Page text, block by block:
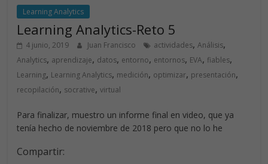
Learning Analytics
Learning Analytics-Reto 5
4 junio, 2019 Juan Francisco actividades,Análisis,
Analytics, aprendizaje, datos, entorno, entornos, EVA, fiables,
Learning, Learning Analytics, medición, optimizar, presentación,
recopilación, socrative,virtual
Para finalizar, muestro un informe final en video, que ya
tenía hecho de noviembre de 2018 pero que no lo he
Compartir: